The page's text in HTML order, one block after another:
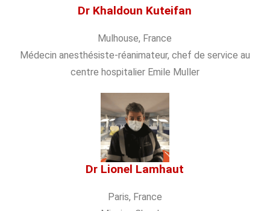
Dr Khaldoun Kuteifan
Mulhouse, France
Médecin anesthésiste-réanimateur, chef de service au
centre hospitalier Emile Muller
Dr Lionel Lamhaut
Paris, France